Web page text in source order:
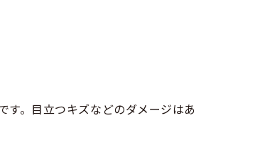
す。目立つキズなどのダメージはあ